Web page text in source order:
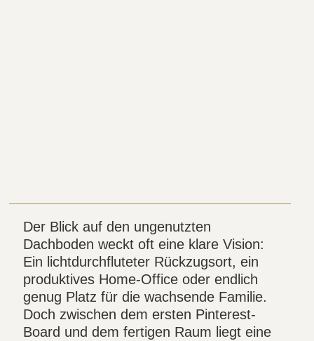
Der Blick auf den ungenutzten
Dachboden weckt oft eine klare Vision:
Ein lichtdurchfluteter Rückzugsort, ein
produktives Home-Office oder endlich
genug Platz für die wachsende Familie.
Doch zwischen dem ersten Pinterest-
Board und dem fertigen Raum liegt eine